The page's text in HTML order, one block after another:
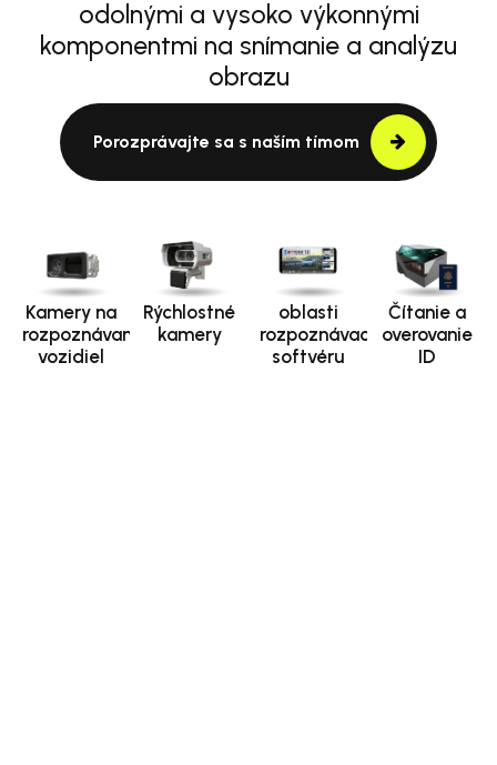
odolnými a vysoko výkonnými
komponentmi na snímanie a analýzu
obrazu
Porozprávajte sa s naším tímom
Kamery na
rozpoznávanie
vozidiel
Rýchlostné
kamery
oblasti
rozpoznávacieho
softvéru
Čítanie a
overovanie
ID